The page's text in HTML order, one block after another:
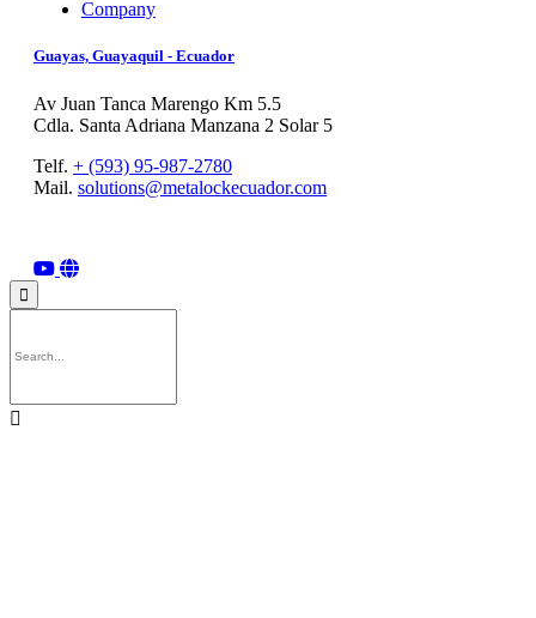
Company
Guayas, Guayaquil - Ecuador
Av Juan Tanca Marengo Km 5.5
Cdla. Santa Adriana Manzana 2 Solar 5
Telf. + (593) 95-987-2780
Mail. solutions@metalockecuador.com

